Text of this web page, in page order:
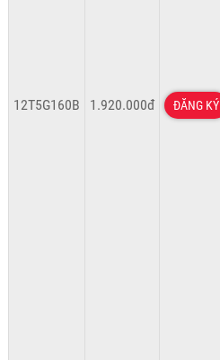
12T5G160B 1.920.000đ ĐĂNG KÝ